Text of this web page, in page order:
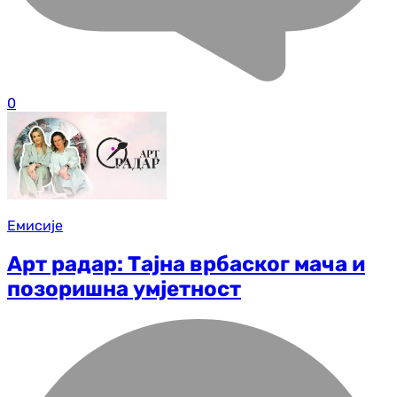
0
Емисије
Арт радар: Тајна врбаског мача и
позоришна умјетност